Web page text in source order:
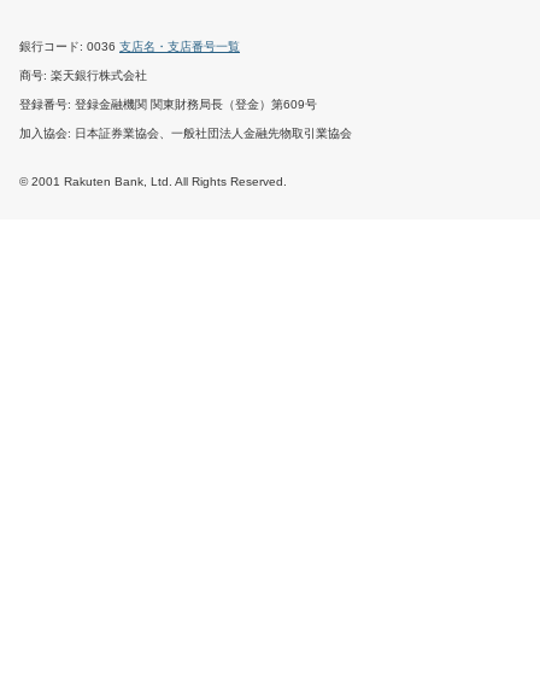
銀行コード 0036 支店名・支店番号一覧
商号 楽天銀行株式会社
登録番号 登録金融機関 関東財務局長（登金）第609号
加入協会 日本証券業協会、一般社団法人金融先物取引業協会
© 2001 Rakuten Bank, Ltd. All Rights Reserved.